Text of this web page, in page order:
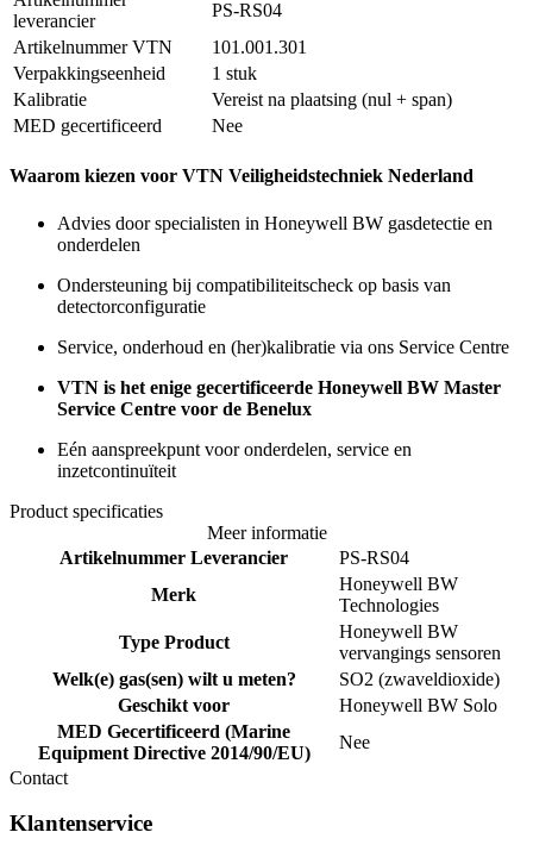
leverancier
PS-RS04
Artikelnummer VTN
101.001.301
Verpakkingseenheid
1 stuk
Kalibratie
Vereist na plaatsing (nul + span)
MED gecertificeerd
Nee
Waarom kiezen voor VTN Veiligheidstechniek Nederland
Advies door specialisten in Honeywell BW gasdetectie en
onderdelen
Ondersteuning bij compatibiliteitscheck op basis van
detectorconfiguratie
Service, onderhoud en (her)kalibratie via ons Service Centre
VTN is het enige gecertificeerde Honeywell BW Master
Service Centre voor de Benelux
Eén aanspreekpunt voor onderdelen, service en
inzetcontinuïteit
Product specificaties
Meer informatie
Artikelnummer Leverancier
PS-RS04
Merk
Honeywell BW
Technologies
Type Product
Honeywell BW
vervangings sensoren
Welk(e) gas(sen) wilt u meten?
SO2 (zwaveldioxide)
Geschikt voor
Honeywell BW Solo
MED Gecertificeerd (Marine
Equipment Directive 2014/90/EU)
Nee
Contact
Klantenservice